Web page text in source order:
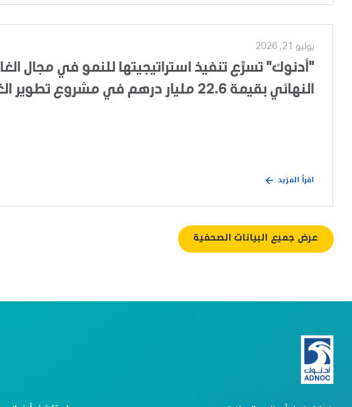
يوليو 21, 2026
"أدنوك" تسرِّع تنفيذ استراتيجيتها للنمو في مجال
النهائي بقيمة 22.6 مليار درهم في مشروع تطوير الغطاء الغازي لحقل أم الشيف
اقرأ المزيد
عرض جميع البيانات الصحفية